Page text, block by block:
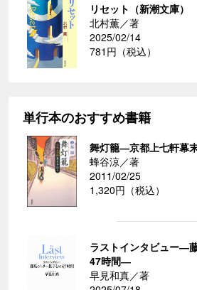
リセット（新潮文庫）
北村薫／著
2025/02/14
781円（税込）
単行本のおすすめ書籍
舞灯籠―京都上七軒幕
蜂谷涼／著
2011/02/25
1,320円（税込）
ラストインタビュー―
47時間―
早見和真／著